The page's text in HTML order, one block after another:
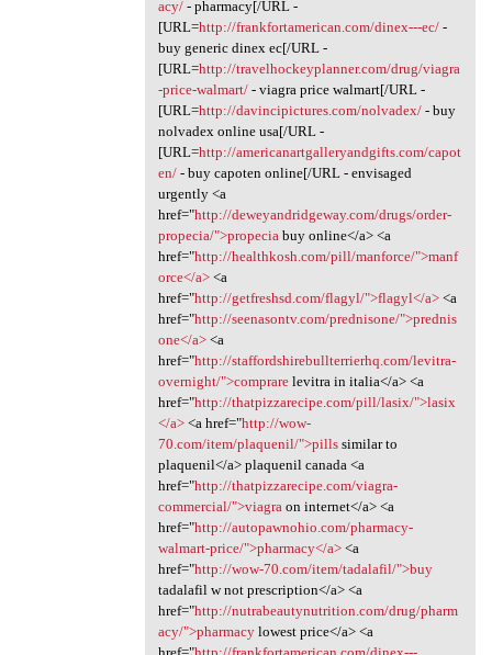
acy/- pharmacy[/URL -
[URL=http://frankfortamerican.com/dinex---ec/-
buy generic dinex ec[/URL -
[URL=http://travelhockeyplanner.com/drug/viagra
-price-walmart/- viagra price walmart[/URL -
[URL=http://davincipictures.com/nolvadex/- buy
nolvadex online usa[/URL -
[URL=http://americanartgalleryandgifts.com/capot
en/- buy capoten online[/URL - envisaged
urgently <a
href="http://deweyandridgeway.com/drugs/order-
propecia/">propecia buy online</a> <a
href="http://healthkosh.com/pill/manforce/">manf
orce</a><a
href="http://getfreshsd.com/flagyl/">flagyl</a><a
href="http://seenasontv.com/prednisone/">prednis
one</a><a
href="http://staffordshirebullterrierhq.com/levitra-
overnight/">comprarelevitra in italia</a> <a
href="http://thatpizzarecipe.com/pill/lasix/">lasix
</a><a href="http://wow-
70.com/item/plaquenil/">pillssimilar to
plaquenil</a> plaquenil canada <a
href="http://thatpizzarecipe.com/viagra-
commercial/">viagra on internet</a> <a
href="http://autopawnohio.com/pharmacy-
walmart-price/">pharmacy</a><a
href="http://wow-70.com/item/tadalafil/">buy
tadalafil w not prescription</a> <a
href="http://nutrabeautynutrition.com/drug/pharm
acy/">pharmacylowest price</a> <a